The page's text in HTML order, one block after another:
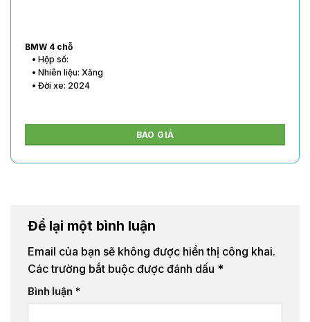
BMW 4 chỗ
• Hộp số:
• Nhiên liệu: Xăng
• Đời xe: 2024
BÁO GIÁ
Để lại một bình luận
Email của bạn sẽ không được hiển thị công khai.
Các trường bắt buộc được đánh dấu *
Bình luận *